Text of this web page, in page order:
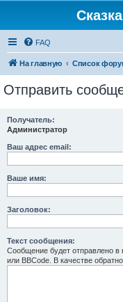
FAQ
На главную Список
Отправить
Получатель:
Администратор
Ваш адрес email:
Ваше имя:
Заголовок:
Текст сообщения:
Сообщение будет отправлено в
или BBCode. В качестве